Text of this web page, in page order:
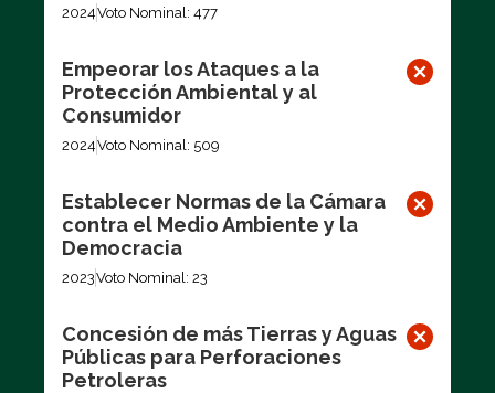
2024Voto Nominal: 477
Empeorar los Ataques a la
Protección Ambiental y al
Consumidor
2024Voto Nominal: 509
Establecer Normas de la Cámara
contra el Medio Ambiente y la
Democracia
2023Voto Nominal: 23
Concesión de más Tierras y Aguas
Públicas para Perforaciones
Petroleras